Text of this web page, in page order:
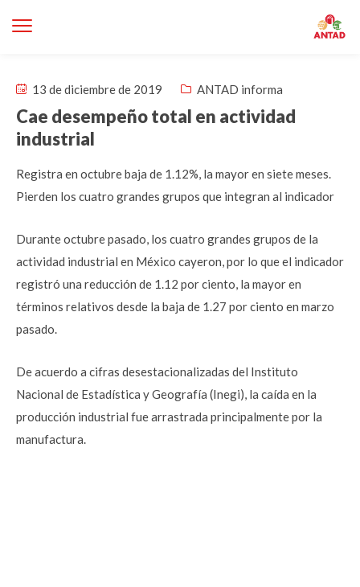
13 de diciembre de 2019 ANTAD informa
Cae desempeño total en actividad
industrial
Registra en octubre baja de 1.12%, la mayor en siete meses.
Pierden los cuatro grandes grupos que integran al indicador
Durante octubre pasado, los cuatro grandes grupos de la
actividad industrial en México cayeron, por lo que el indicador
registró una reducción de 1.12 por ciento, la mayor en
términos relativos desde la baja de 1.27 por ciento en marzo
pasado.
De acuerdo a cifras desestacionalizadas del Instituto
Nacional de Estadística y Geografía (Inegi), la caída en la
producción industrial fue arrastrada principalmente por la
manufactura.